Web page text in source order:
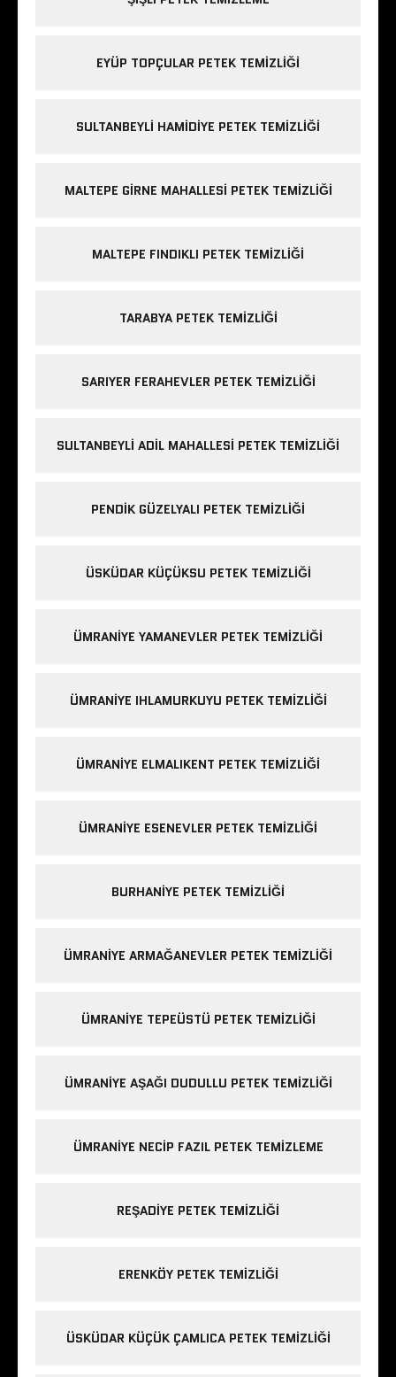
EYÜP TOPÇULAR PETEK TEMIZLIĞI
SULTANBEYLI HAMIDIYE PETEK TEMIZLIĞI
MALTEPE GIRNE MAHALLESI PETEK TEMIZLIĞI
MALTEPE FINDIKLI PETEK TEMIZLIĞI
TARABYA PETEK TEMIZLIĞI
SARIYER FERAHEVLER PETEK TEMIZLIĞI
SULTANBEYLI ADIL MAHALLESI PETEK TEMIZLIĞI
PENDIK GÜZELYALI PETEK TEMIZLIĞI
ÜSKÜDAR KÜÇÜKSU PETEK TEMIZLIĞI
ÜMRANIYE YAMANEVLER PETEK TEMIZLIĞI
ÜMRANIYE IHLAMURKUYU PETEK TEMIZLIĞI
ÜMRANIYE ELMALIKENT PETEK TEMIZLIĞI
ÜMRANIYE ESENEVLER PETEK TEMIZLIĞI
BURHANIYE PETEK TEMIZLIĞI
ÜMRANIYE ARMAĞANEVLER PETEK TEMIZLIĞI
ÜMRANIYE TEPEÜSTÜ PETEK TEMIZLIĞI
ÜMRANIYE AŞAĞI DUDULLU PETEK TEMIZLIĞI
ÜMRANIYE NECIP FAZIL PETEK TEMIZLEME
REŞADIYE PETEK TEMIZLIĞI
ERENKÖY PETEK TEMIZLIĞI
ÜSKÜDAR KÜÇÜK ÇAMLICA PETEK TEMIZLIĞI